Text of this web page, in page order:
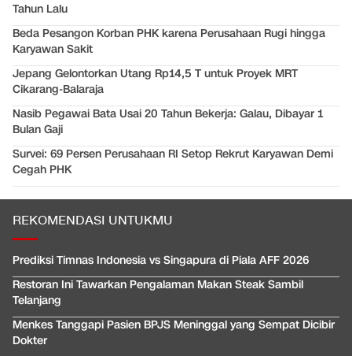
Tahun Lalu
Beda Pesangon Korban PHK karena Perusahaan Rugi hingga
Karyawan Sakit
Jepang Gelontorkan Utang Rp14,5 T untuk Proyek MRT
Cikarang-Balaraja
Nasib Pegawai Bata Usai 20 Tahun Bekerja: Galau, Dibayar 1
Bulan Gaji
Survei: 69 Persen Perusahaan RI Setop Rekrut Karyawan Demi
Cegah PHK
REKOMENDASI UNTUKMU
Prediksi Timnas Indonesia vs Singapura di Piala AFF 2026
Restoran Ini Tawarkan Pengalaman Makan Steak Sambil
Telanjang
Menkes Tanggapi Pasien BPJS Meninggal yang Sempat Dicibir
Dokter